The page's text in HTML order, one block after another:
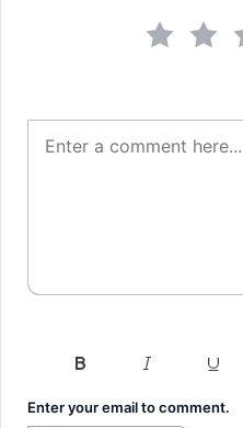
Enter your email to comment.